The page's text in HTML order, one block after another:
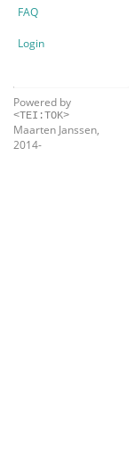
FAQ
Login
Powered by
<TEI:TOK>
Maarten Janssen,
2014-